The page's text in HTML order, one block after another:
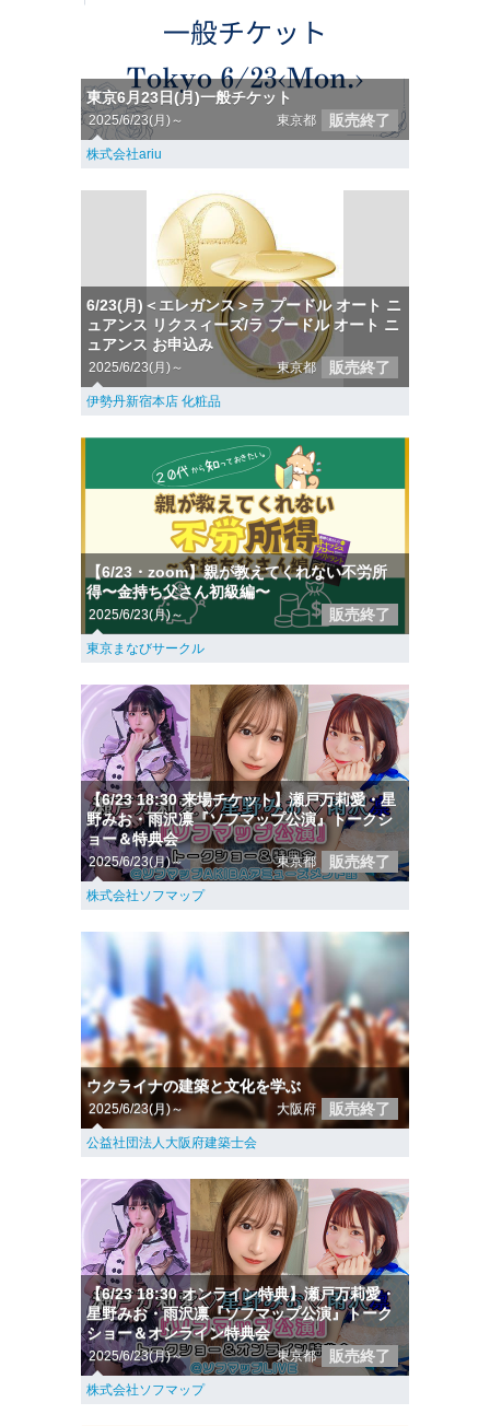
東京6月23日(月)一般チケット
2025/6/23(月)～ 東京都 販売終了
株式会社ariu
6/23(月)＜エレガンス＞ラ プードル オート ニ
ュアンス リクスィーズ/ラ プードル オート ニ
ュアンス お申込み
2025/6/23(月)～ 東京都 販売終了
伊勢丹新宿本店 化粧品
【6/23・zoom】親が教えてくれない不労所
得〜金持ち父さん初級編〜
2025/6/23(月)～ 販売終了
東京まなびサークル
【6/23 18:30 来場チケット】瀬戸万莉愛・星
野みお・雨沢凛『ソフマップ公演』トークシ
ョー＆特典会
2025/6/23(月)～ 東京都 販売終了
株式会社ソフマップ
ウクライナの建築と文化を学ぶ
2025/6/23(月)～ 大阪府 販売終了
公益社団法人大阪府建築士会
【6/23 18:30 オンライン特典】瀬戸万莉愛・
星野みお・雨沢凛『ソフマップ公演』トーク
ショー＆オンライン特典会
2025/6/23(月)～ 東京都 販売終了
株式会社ソフマップ